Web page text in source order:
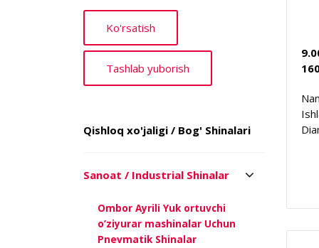
Qishloq xo'jaligi / Bog' Shinalari
Sanoat / Industrial Shinalar
Ombor Ayrili Yuk ortuvchi
o’ziyurar mashinalar Uchun
Pnevmatik Shinalar